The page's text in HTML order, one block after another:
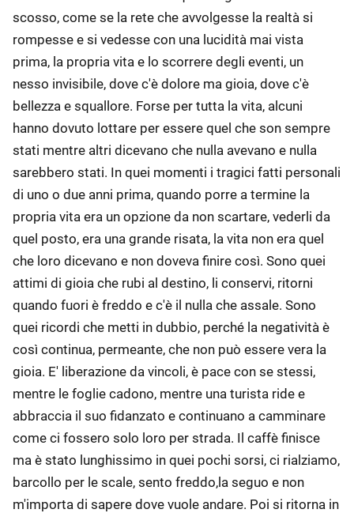
scosso, come se la rete che avvolgesse la realtà si
rompesse e si vedesse con una lucidità mai vista
prima, la propria vita e lo scorrere degli eventi, un
nesso invisibile, dove c'è dolore ma gioia, dove c'è
bellezza e squallore. Forse per tutta la vita, alcuni
hanno dovuto lottare per essere quel che son sempre
stati mentre altri dicevano che nulla avevano e nulla
sarebbero stati. In quei momenti i tragici fatti personali
di uno o due anni prima, quando porre a termine la
propria vita era un opzione da non scartare, vederli da
quel posto, era una grande risata, la vita non era quel
che loro dicevano e non doveva finire così. Sono quei
attimi di gioia che rubi al destino, li conservi, ritorni
quando fuori è freddo e c'è il nulla che assale. Sono
quei ricordi che metti in dubbio, perché la negatività è
così continua, permeante, che non può essere vera la
gioia. E' liberazione da vincoli, è pace con se stessi,
mentre le foglie cadono, mentre una turista ride e
abbraccia il suo fidanzato e continuano a camminare
come ci fossero solo loro per strada. Il caffè finisce
ma è stato lunghissimo in quei pochi sorsi, ci rialziamo,
barcollo per le scale, sento freddo,la seguo e non
m'importa di sapere dove vuole andare. Poi si ritorna in